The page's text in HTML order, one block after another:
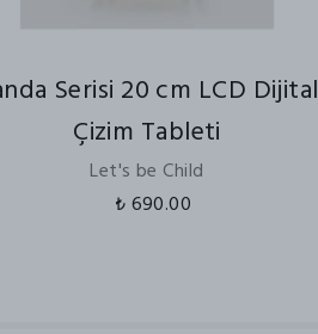
Serisi 20 cm LCD Dijital
Çizim Tableti
Let's be Child
₺ 690.00